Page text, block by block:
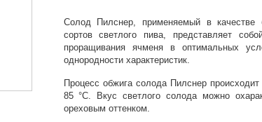
Солод Пилснер, применяемый в качестве
сортов светлого пива, представляет
проращивания ячменя в оптимальных
однородности характеристик.
Процесс обжига солода Пилснер
85 °С. Вкус светлого солода можно
ореховым оттенком.